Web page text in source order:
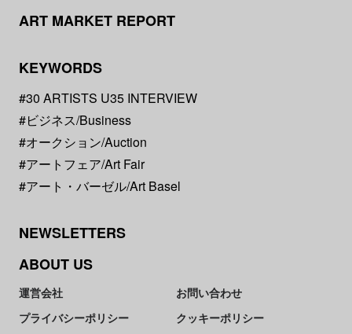
ART MARKET REPORT
KEYWORDS
#30 ARTISTS U35 INTERVIEW
#ビジネス/Business
#オークション/Auction
#アートフェア/Art Fair
#アート・バーゼル/Art Basel
NEWSLETTERS
ABOUT US
運営会社
お問い合わせ
プライバシーポリシー
クッキーポリシー